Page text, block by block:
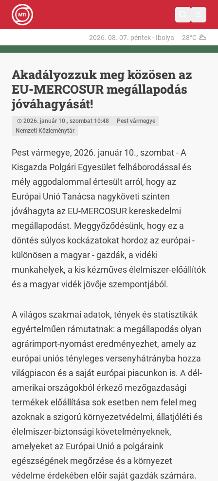
2026. 08. 07. péntek- Ibolya 28°C
Akadályozzuk meg közösen az
EU-MERCOSUR megállapodás
jóváhagyását!
2026. január 10., szombat 10:48
Pest vármegye
Nemzeti Közleménytár
Pest vármegye, 2026. január 10., szombat - A
Kisgazda Polgári Egyesület felháborodással és
mély aggodalommal értesült arról, hogy az
Európai Unió Tanácsa nagyköveti szinten
jóváhagyta az EU-MERCOSUR kereskedelmi
megállapodást. Meggyőződésünk, hogy ez a
döntés súlyos kockázatokat hordoz az európai -
különösen a magyar - gazdák, a vidéki
munkahelyek, a kis kézműves élelmiszer-előállítók
és a magyar vidék jövője szempontjából.
A világos szakmai adatok, tények és statisztikák
egyértelműen rámutatnak: a megállapodás olyan
agrárimport-nyomást eredményezhet, amely az
európai uniós tényleges versenyhátrányba hozza
világpiacon és a saját európai piacunkon is. A dél-
amerikai országokból érkező mezőgazdasági
termékek előállítása sok esetben nem felel meg
azoknak a szigorú környezetvédelmi, állatjóléti és
élelmiszer-biztonsági követelményeknek,
amelyeket az Európai Unió a polgáraink
egészségének megőrzése és a környezet
védelme érdekében előír saját gazdák számára.